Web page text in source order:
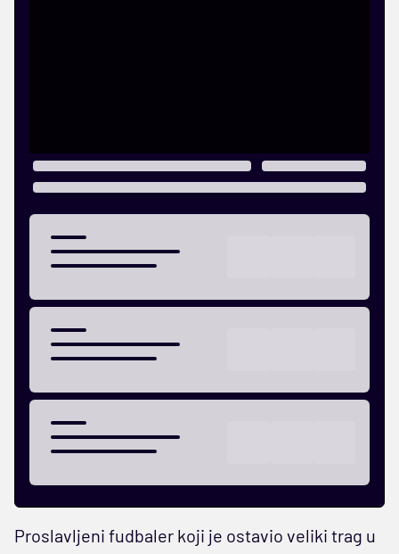
Proslavljeni fudbaler koji je ostavio veliki trag u